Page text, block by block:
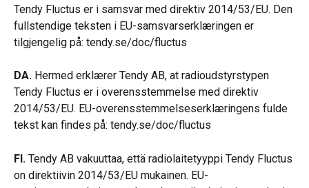
Tendy Fluctus er i samsvar med direktiv 2014/53/EU. Den
fullstendige teksten i EU-samsvarserklæringen er
tilgjengelig på: tendy.se/doc/fluctus
DA. Hermed erklærer Tendy AB, at radioudstyrstypen
Tendy Fluctus er i overensstemmelse med direktiv
2014/53/EU. EU-overensstemmelseserklæringens fulde
tekst kan findes på: tendy.se/doc/fluctus
FI. Tendy AB vakuuttaa, että radiolaitetyyppi Tendy Fluctus
on direktiivin 2014/53/EU mukainen. EU-